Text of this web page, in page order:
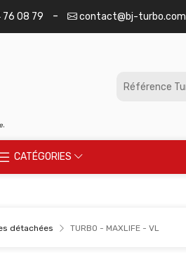
76 08 79 - contact@bj-turbo.com
CATÉGORIES
détachées TURBO - MAXLIFE - VL